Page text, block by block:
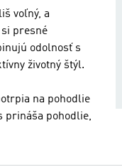
voľný, a
presné
odolnosť s
životný štýl.
na pohodlie
prináša pohodlie,